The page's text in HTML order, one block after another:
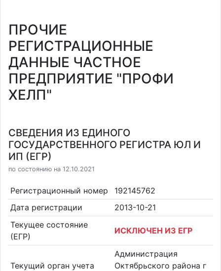
ПРОЧИЕ
РЕГИСТРАЦИОННЫЕ
ДАННЫЕ ЧАСТНОЕ
ПРЕДПРИЯТИЕ "ПРОФИ
ХЕЛП"
СВЕДЕНИЯ ИЗ ЕДИНОГО
ГОСУДАРСТВЕННОГО РЕГИСТРА ЮЛ И
ИП (ЕГР)
по состоянию на 12.10.2021
Регистрационный номер
192145762
Дата регистрации
2013-10-21
Текущее состояние
(ЕГР)
ИСКЛЮЧЕН ИЗ ЕГР
Текущий орган учета
Администрация
Октябрьского района г